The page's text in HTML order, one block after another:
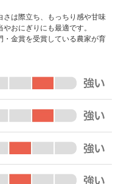
さは際立ち、もっちり感や甘味
おにぎりにも最適です。
・金賞を受賞している農家が育